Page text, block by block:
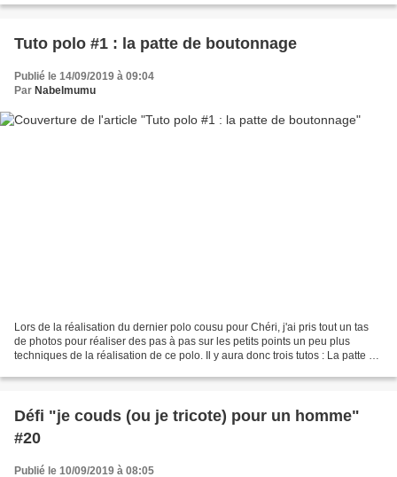
Tuto polo #1 : la patte de boutonnage
Publié le 14/09/2019 à 09:04
Par Nabelmumu
Lors de la réalisation du dernier polo cousu pour Chéri, j'ai pris tout un tas
de photos pour réaliser des pas à pas sur les petits points un peu plus
techniques de la réalisation de ce polo. Il y aura donc trois tutos : La patte de
Défi "je couds (ou je tricote) pour un homme"
#20
Publié le 10/09/2019 à 08:05